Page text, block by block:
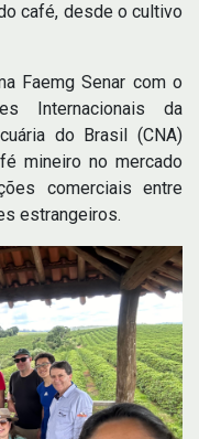
café, desde o cultivo
Faemg Senar com o
Internacionais da
do Brasil (CNA)
mineiro no mercado
comerciais entre
estrangeiros.